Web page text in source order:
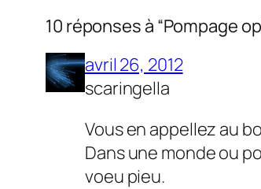
10 réponses à “Pompage
avril 26, 2012
scaringella
Vous en appellez au
Dans une monde ou
voeu pieu.